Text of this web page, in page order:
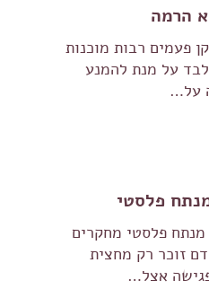
הרמה
פעמים רבות מוכנות
על מנת להמנע
על…
פלסטי
פלסטי מחקרים
זוכר רק מחצית
אצל…